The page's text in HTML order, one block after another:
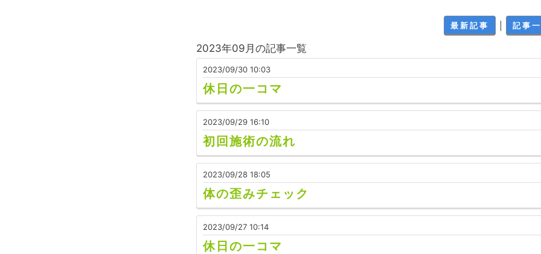
最新記事 ｜ 記事
2023年09月の記事一覧
2023/09/30 10:03
休日の一コマ
2023/09/29 16:10
初回施術の流れ
2023/09/28 18:05
体の歪みチェック
2023/09/27 10:14
休日の一コマ